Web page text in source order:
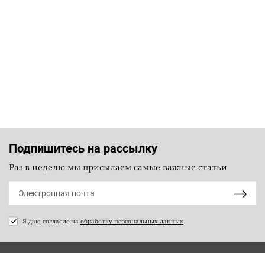
Подпишитесь на рассылку
Раз в неделю мы присылаем самые важные статьи
Я даю согласие на обработку персональных данных